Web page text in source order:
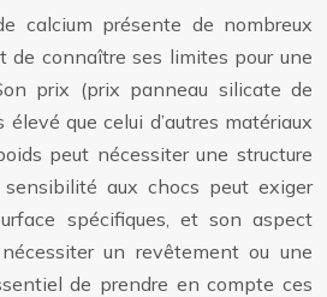
calcium présente de nombreux
de connaître ses limites pour une
prix (prix panneau silicate de
que celui d’autres matériaux
peut nécessiter une structure
aux chocs peut exiger
spécifiques, et son aspect
un revêtement ou une
de prendre en compte ces